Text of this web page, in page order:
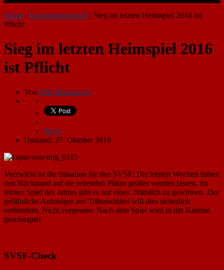
Home /Kampfmannschaft / Sieg im letzten Heimspiel 2016 ist
Pflicht
Sieg im letzten Heimspiel 2016
ist Pflicht
Von Filip Blazanovic
Pin It
Updated: 27. Oktober 2016
Verzwickt ist die Situation für den SVSF: Die letzten Wochen haben
den Rückstand auf die rettenden Plätze größer werden lassen. Im
letzten Spiel des Jahres gibt es nur eines: Nämlich zu gewinnen. Der
gefährliche Aufsteiger aus Tribuswinkel will dies sicherlich
verhindern. Nicht vergessen: Nach dem Spiel wird in der Kantine
geschnapst!
SVSF-Check